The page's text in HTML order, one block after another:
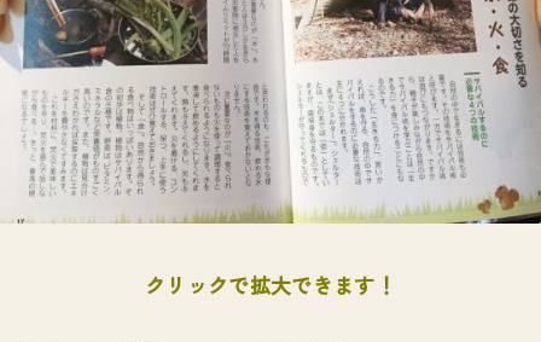
クリックで拡大できます！